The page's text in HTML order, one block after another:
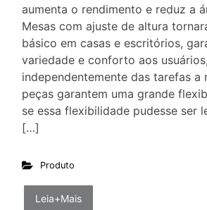
aumenta o rendimento e reduz a
Mesas com ajuste de altura
básico em casas e escritórios,
variedade e conforto aos usuários,
independentemente das tarefas a
peças garantem uma grande
se essa flexibilidade pudesse ser
[…]
Produto
Leia+Mais